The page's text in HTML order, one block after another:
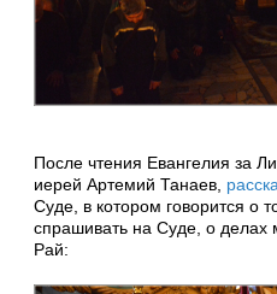
После чтения Евангелия за
иерей Артемий Танаев,
Суде, в котором говорится о
спрашивать на Суде, о
Рай: